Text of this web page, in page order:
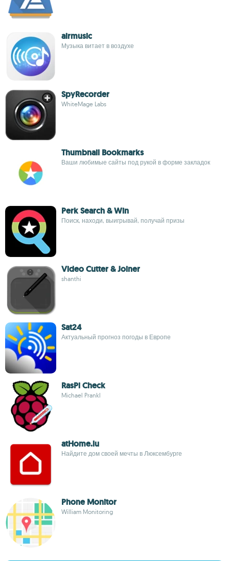
airmusic
Музыка витает в воздухе
SpyRecorder
WhiteMage Labs
Thumbnail Bookmarks
Ваши любимые сайты под рукой в форме закладок
Perk Search & Win
Поиск, находи, выигрывай, получай призы
Video Cutter & Joiner
shanthi
Sat24
Актуальный прогноз погоды в Европе
RasPi Check
Michael Prankl
atHome.lu
Найдите дом своей мечты в Люксембурге
Phone Monitor
William Monitoring